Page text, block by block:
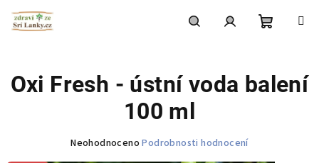
obsah
košík
Oxi Fresh - ústní voda balení
100 ml
Průměrné
Neohodnoceno Podrobnosti hodnocení